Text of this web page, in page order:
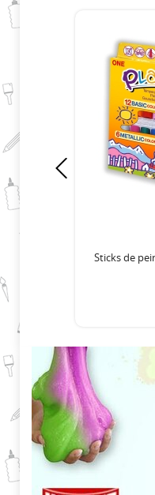
Sticks de